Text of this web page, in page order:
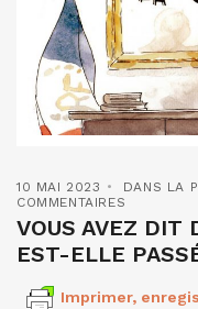
10 MAI 2023 DANS LA
COMMENTAIRES
VOUS AVEZ DIT
EST-ELLE
Imprimer,